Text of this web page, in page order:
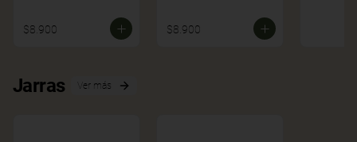
$8.900 $8.900
Jarras Ver más